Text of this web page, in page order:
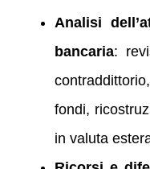
Analisi
bancaria:
fondi,
in valuta